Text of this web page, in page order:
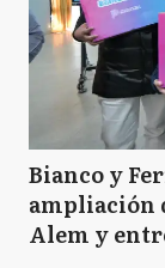
Bianco y
ampliación
Alem y